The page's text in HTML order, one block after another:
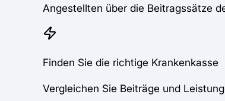
Angestellten über die Beitragssätze
Finden Sie die richtige Krankenkasse
Vergleichen Sie Beiträge und